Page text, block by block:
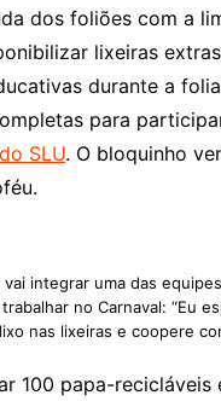
dos foliões com a
lixeiras
durante a
para
SLU. O bloquinho
integrar uma das
no Carnaval: “Eu
nas lixeiras e coopere
100 papa-recicláveis